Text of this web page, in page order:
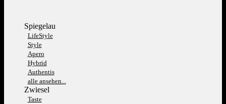
Spiegelau
LifeStyle
Style
Apero
Hybrid
Authentis
alle ansehen...
Zwiesel
Taste